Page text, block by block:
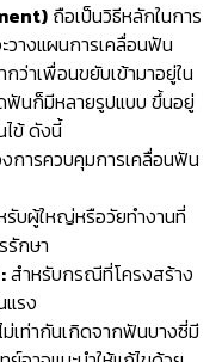
ถือเป็นวิธีหลักในการ
างแผนการเคลื่อนฟัน
ว่าเพื่อนขยับเข้ามาอยู่ใน
ฟันก็มีหลายรูปแบบ ขึ้นอยู่
ข้ ดังนี้
ารควบคุมการเคลื่อนฟัน
รับผู้ใหญ่หรือวัยทำงานที่
รักษา
สำหรับกรณีที่โครงสร้าง
รง
เท่ากันเกิดจากฟันบางซี่มี